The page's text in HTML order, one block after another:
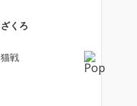
ざくろ
猫戦